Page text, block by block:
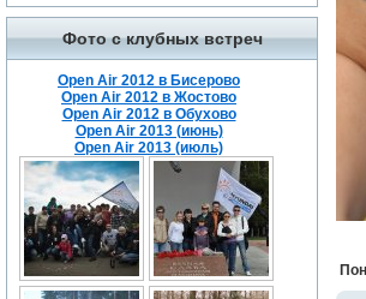
Фото с клубных встреч
Open Air 2012 в Бисерово
Open Air 2012 в Жостово
Open Air 2012 в Обухово
Open Air 2013 (июнь)
Open Air 2013 (июль)